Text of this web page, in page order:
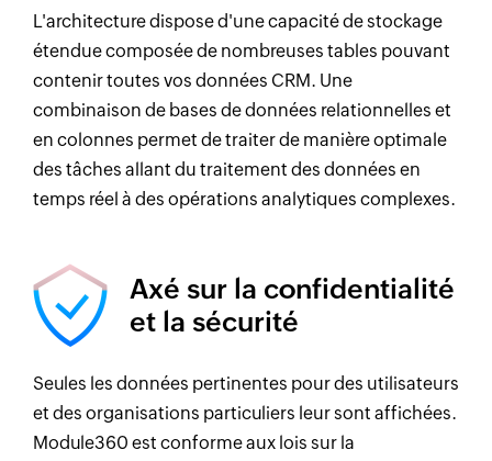
L'architecture dispose d'une capacité de stockage
étendue composée de nombreuses tables pouvant
contenir toutes vos données CRM. Une
combinaison de bases de données relationnelles et
en colonnes permet de traiter de manière optimale
des tâches allant du traitement des données en
temps réel à des opérations analytiques complexes.
Axé sur la confidentialité
et la sécurité
Seules les données pertinentes pour des utilisateurs
et des organisations particuliers leur sont affichées.
Module360 est conforme aux lois sur la